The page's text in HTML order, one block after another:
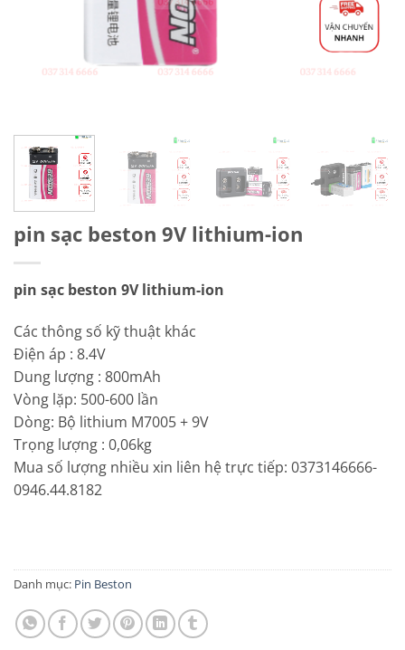
pin sạc beston 9V lithium-ion
pin sạc beston 9V lithium-ion
Các thông số kỹ thuật khác
Điện áp : 8.4V
Dung lượng : 800mAh
Vòng lặp: 500-600 lần
Dòng: Bộ lithium M7005 + 9V
Trọng lượng : 0,06kg
Mua số lượng nhiều xin liên hệ trực tiếp: 0373146666-
0946.44.8182
Danh mục: Pin Beston